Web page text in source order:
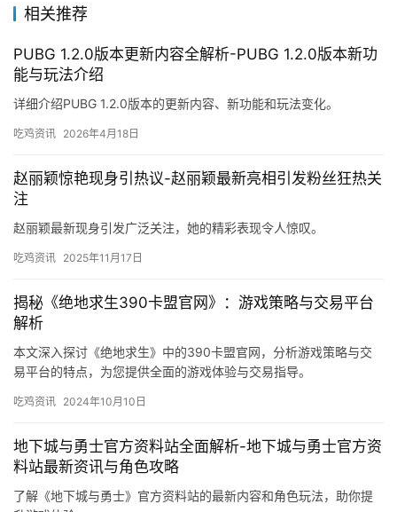
相关推荐
PUBG 1.2.0版本更新内容全解析-PUBG 1.2.0版本新功
能与玩法介绍
详细介绍PUBG 1.2.0版本的更新内容、新功能和玩法变化。
吃鸡资讯 2026年4月18日
赵丽颖惊艳现身引热议-赵丽颖最新亮相引发粉丝狂热关
注
赵丽颖最新现身引发广泛关注，她的精彩表现令人惊叹。
吃鸡资讯 2025年11月17日
揭秘《绝地求生390卡盟官网》：游戏策略与交易平台
解析
本文深入探讨《绝地求生》中的390卡盟官网，分析游戏策略与交
易平台的特点，为您提供全面的游戏体验与交易指导。
吃鸡资讯 2024年10月10日
地下城与勇士官方资料站全面解析-地下城与勇士官方资
料站最新资讯与角色攻略
了解《地下城与勇士》官方资料站的最新内容和角色玩法，助你提